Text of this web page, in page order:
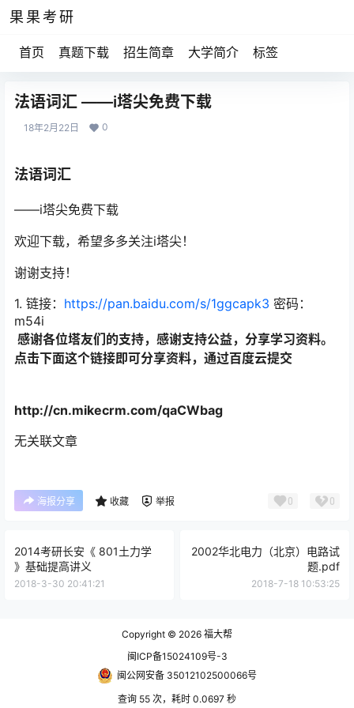
果果考研
首页 真题下载 招生简章 大学简介 标签
法语词汇 ——i塔尖免费下载
18年2月22日 0
法语词汇
——i塔尖免费下载
欢迎下载，希望多多关注i塔尖！
谢谢支持！
1. 链接： https://pan.baidu.com/s/1ggcapk3 密码：
m54i
感谢各位塔友们的支持，感谢支持公益，分享学习资料。
点击下面这个链接即可分享资料，通过百度云提交
http://cn.mikecrm.com/qaCWbag
无关联文章
海报分享 收藏 举报 0 0
2014考研长安《 801土力学
》基础提高讲义
2018-3-30 20:41:21
2002华北电力（北京）电路试
题.pdf
2018-7-18 10:53:25
Copyright © 2026 福大帮
闽ICP备15024109号-3
闽公网安备 35012102500066号
查询 55 次，耗时 0.0697 秒